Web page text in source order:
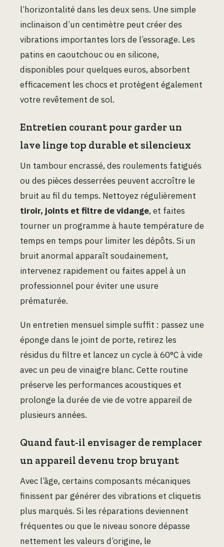
l’horizontalité dans les deux sens. Une simple
inclinaison d’un centimètre peut créer des
vibrations importantes lors de l’essorage. Les
patins en caoutchouc ou en silicone,
disponibles pour quelques euros, absorbent
efficacement les chocs et protègent également
votre revêtement de sol.
Entretien courant pour garder un
lave linge top durable et silencieux
Un tambour encrassé, des roulements fatigués
ou des pièces desserrées peuvent accroître le
bruit au fil du temps. Nettoyez régulièrement
tiroir, joints et filtre de vidange, et faites
tourner un programme à haute température de
temps en temps pour limiter les dépôts. Si un
bruit anormal apparaît soudainement,
intervenez rapidement ou faites appel à un
professionnel pour éviter une usure
prématurée.
Un entretien mensuel simple suffit : passez une
éponge dans le joint de porte, retirez les
résidus du filtre et lancez un cycle à 60°C à vide
avec un peu de vinaigre blanc. Cette routine
préserve les performances acoustiques et
prolonge la durée de vie de votre appareil de
plusieurs années.
Quand faut-il envisager de remplacer
un appareil devenu trop bruyant
Avec l’âge, certains composants mécaniques
finissent par générer des vibrations et cliquetis
plus marqués. Si les réparations deviennent
fréquentes ou que le niveau sonore dépasse
nettement les valeurs d’origine, le